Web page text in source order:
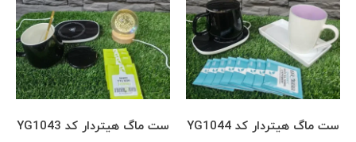
ست ماگ هیتردار کد YG1044 ست ماگ هیتردار کد YG1043